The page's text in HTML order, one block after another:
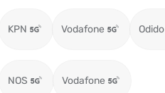
KPN Vodafone Odido
NOS Vodafone